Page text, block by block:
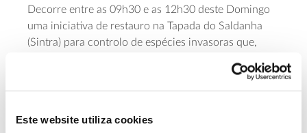
Este website utiliza cookies
Decorre entre as 09h30 e as 12h30 deste Domingo
uma iniciativa de restauro na Tapada do Saldanha
(Sintra) para controlo de espécies invasoras que,
vegetação e floresta autóctones. A iniciativa é
promovida pela Plantar Uma Árvore em parceria com
necessária inscrição prévia.